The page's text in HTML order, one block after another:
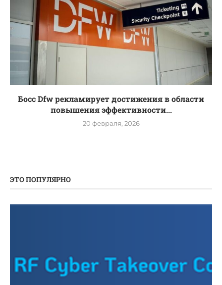
Босс Dfw рекламирует достижения в области
повышения эффективности...
20 февраля, 2026
ЭТО ПОПУЛЯРНО